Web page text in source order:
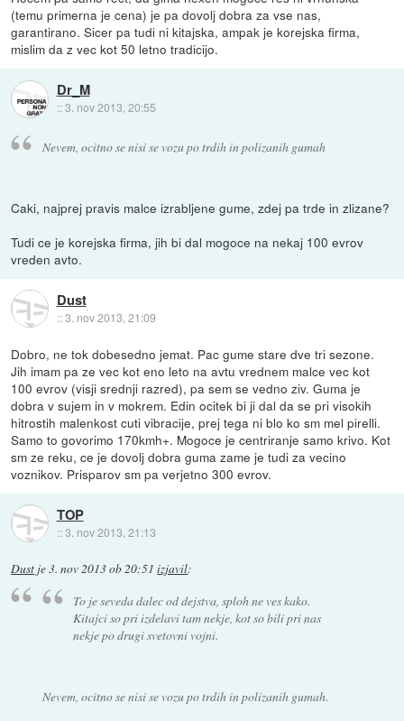
(temu primerna je cena) je pa dovolj dobra za vse nas,
garantirano. Sicer pa tudi ni kitajska, ampak je korejska firma,
mislim da z vec kot 50 letno tradicijo.
Dr_M
::3. nov 2013, 20:55
Nevem, ocitno se nisi se vozu po trdih in polizanih gumah
Caki, najprej pravis malce izrabljene gume, zdej pa trde in zlizane?
Tudi ce je korejska firma, jih bi dal mogoce na nekaj 100 evrov
vreden avto.
Dust
::3. nov 2013, 21:09
Dobro, ne tok dobesedno jemat. Pac gume stare dve tri sezone.
Jih imam pa ze vec kot eno leto na avtu vrednem malce vec kot
100 evrov (visji srednji razred), pa sem se vedno ziv. Guma je
dobra v sujem in v mokrem. Edin ocitek bi ji dal da se pri visokih
hitrostih malenkost cuti vibracije, prej tega ni blo ko sm mel pirelli.
Samo to govorimo 170kmh+. Mogoce je centriranje samo krivo. Kot
sm ze reku, ce je dovolj dobra guma zame je tudi za vecino
voznikov. Prisparov sm pa verjetno 300 evrov.
TOP
::3. nov 2013, 21:13
Dust je3. nov 2013 ob 20:51 izjavil:
To je seveda dalec od dejstva, sploh ne ves kako.
Kitajci so pri izdelavi tam nekje, kot so bili pri nas
nekje po drugi svetovni vojni.
Nevem, ocitno se nisi se vozu po trdih in polizanih gumah.